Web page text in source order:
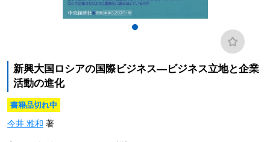
新興大国ロシアの国際ビジネス―ビジネス立地と企業
活動の進化
書籍品切れ中
今井 雅和 著